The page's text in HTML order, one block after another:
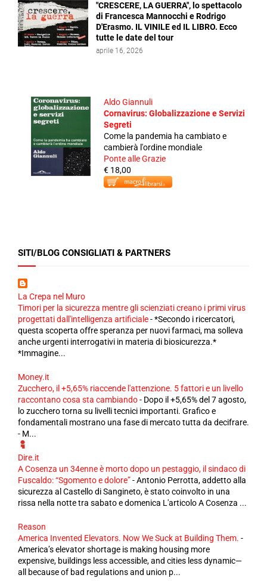
"CRESCERE, LA GUERRA", lo spettacolo
di Francesca Mannocchi e Rodrigo
D'Erasmo. IL VINILE ed IL LIBRO. Ecco
tutte le date del tour
aprile 16, 2026
Aldo Giannuli
Cornavirus: Globalizzazione e Servizi
Segreti
Come la pandemia ha cambiato e
cambierà l'ordine mondiale
Ponte alle Grazie
€ 18,00
SITI/BLOG CONSIGLIATI & PARTNERS
La Crepa nel Muro
Timori per la sicurezza mentre gli scienziati creano i primi virus
progettati dall'intelligenza artificiale-*Secondo i ricercatori,
questa scoperta offre speranza per nuovi farmaci, ma solleva
anche urgenti interrogativi in ​​materia di biosicurezza.*
*Immagine...
Money.it
Zucchero, il +5,65% riaccende l'attenzione. 5 fattori e un livello
raccontano cosa sta cambiando- Dopo il +5,65% del 7 agosto,
lo zucchero torna su livelli tecnici importanti. Grafico e
fondamentali mostrano una fase di mercato tutta da decifrare.
- M...
Dire.it
A Cosenza un 34enne è morto dopo un pestaggio, il sindaco di
Fuscaldo: “Sgomento e dolore”-Antonio Perrotta, addetto alla
sicurezza al Castello di Sangineto, è stato coinvolto in una
rissa nella notte tra sabato e domenica L'articolo A Cosenza ...
Reason
America Invented Elevators. Now We Suck at Building Them. -
America’s elevator shortage is making housing more
expensive, buildings less accessible, and cities less dynamic—
all because of bad regulations and union p...